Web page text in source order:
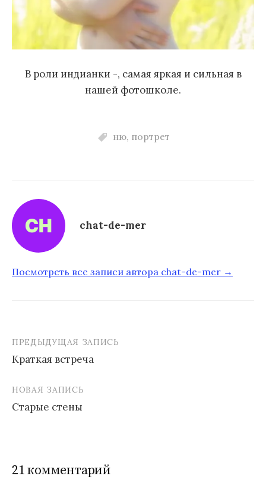
В роли индианки -, самая яркая и сильная в
нашей фотошколе.
ню, портрет
chat-de-mer
Посмотреть все записи автора chat-de-mer →
а
г
ПРЕДЫДУЩАЯ ЗАПИСЬ
Краткая встреча
НОВАЯ ЗАПИСЬ
Старые стены
21 комментарий